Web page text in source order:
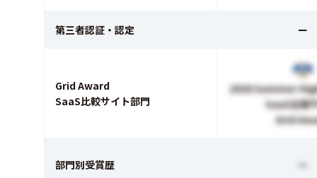
第三者認証・認定 ー
Grid Award
SaaS比較サイト部門
2026 Summer
SaaS比較
Grid
部門別受賞歴 ー